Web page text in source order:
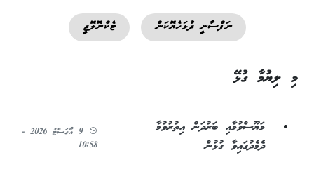
ނަފްސާނީ ދުޅަހެޔޮކަން ޓެކްނޮލޮޖީ
މި ލިޔުމާ ގުޅޭ
މަޔޫސްވުމާއި ބަރުދަން އިތުރުވުމާ
ދެމެދުގައިވާ ގުޅުން
9 އޯގަސްޓު 2026 -
10:58